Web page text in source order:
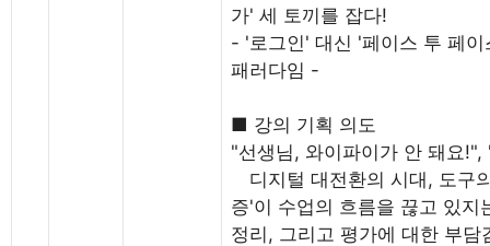
가' 세 토끼를 잡다!
- '로그인' 대신 '페이스 투 페
패러다임 -
■ 강의 기획 의도
"선생님, 와이파이가 안 돼요
디지털 대전환의 시대, 도구
증'이 수업의 흐름을 끊고 있지
정리, 그리고 평가에 대한 부